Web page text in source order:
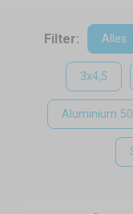
dabei noch
können. Die
ideale Alternative
Überdachungen,
Die Faltzelte für
ermöglichen Ihnen,
Filter: Alles
3x4,5
Aluminium 50